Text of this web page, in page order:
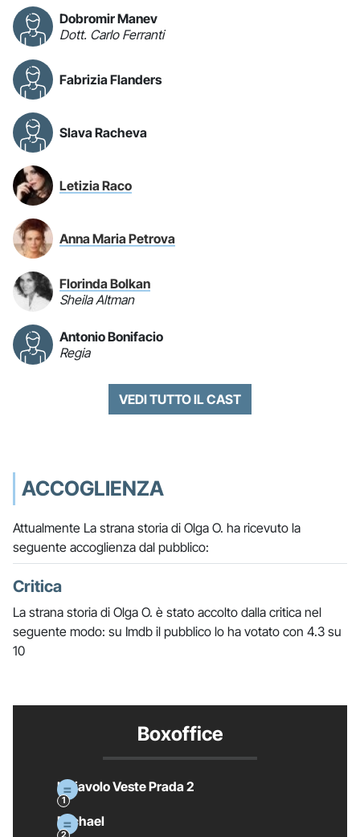
Dobromir Manev
Dott. Carlo Ferranti
Fabrizia Flanders
Slava Racheva
Letizia Raco
Anna Maria Petrova
Florinda Bolkan
Sheila Altman
Antonio Bonifacio
Regia
VEDI TUTTO IL CAST
ACCOGLIENZA
Attualmente La strana storia di Olga O. ha ricevuto la
seguente accoglienza dal pubblico:
Critica
La strana storia di Olga O. è stato accolto dalla critica nel
seguente modo: su Imdb il pubblico lo ha votato con 4.3 su
10
Boxoffice
Il Diavolo Veste Prada 2
Michael